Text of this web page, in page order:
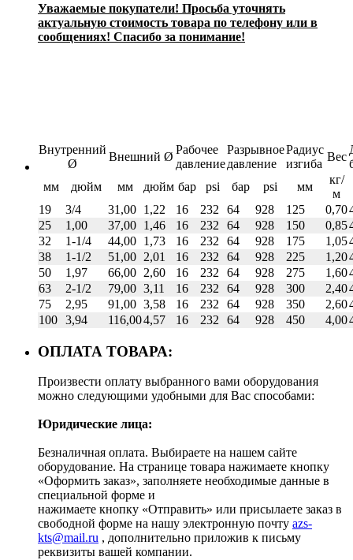
Уважаемые покупатели! Просьба уточнять
актуальную стоимость товара по телефону или в
сообщениях! Спасибо за понимание!
Внутренний
Ø
Внешний Ø
Рабочее
давление
Разрывное
давление
Радиус
изгиба
Вес
мм
дюйм мм дюйм бар psi бар psi мм
кг/
м
19
3/4 31,00 1,22 16 232 64 928 125 0,70
25
1,00 37,00 1,46 16 232 64 928 150 0,85
32
1-1/4 44,00 1,73 16 232 64 928 175 1,05
38
1-1/2 51,00 2,01 16 232 64 928 225 1,20
50
1,97 66,00 2,60 16 232 64 928 275 1,60
63
2-1/2 79,00 3,11 16 232 64 928 300 2,40
75
2,95 91,00 3,58 16 232 64 928 350 2,60
100 3,94 116,004,57 16 232 64 928 450 4,00
ОПЛАТА ТОВАРА:
Произвести оплату выбранного вами оборудования
можно следующими удобными для Вас способами:
Юридические лица:
Безналичная оплата. Выбираете на нашем сайте
оборудование. На странице товара нажимаете кнопку
«Оформить заказ», заполняете необходимые данные в
специальной форме и
нажимаете кнопку «Отправить» или присылаете заказ в
свободной форме на нашу электронную почту azs-
kts@mail.ru , дополнительно приложив к письму
реквизиты вашей компании.